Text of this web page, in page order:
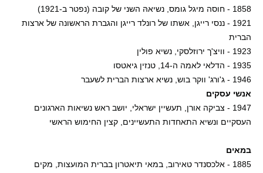
1858 - חוסה מיגל גומס, נשיאהּ השני של קובה (נפטר ב-1921)
1921 - ננסי רייגן, אשתו של רונלד רייגן והגברת הראשונה של ארצות
הברית
1923 - וויצ'ך ירוזלסקי, נשיא פולין
1935 - הדלאי לאמה ה-14, טנזין גיאטסו
1946 - ג'ורג' ווקר בוש, נשיא ארצות הברית לשעבר
אנשי עסקים
1947 - צביקה אורן, תעשיין ישראלי, יושב ראש נשיאות הארגונים
העסקיים ונשיא התאחדות התעשיינים, קצין החימוש הראשי
במאים
1885 - אלכסנדר טאירוב, במאי תיאטרון בברית המועצות, מקים